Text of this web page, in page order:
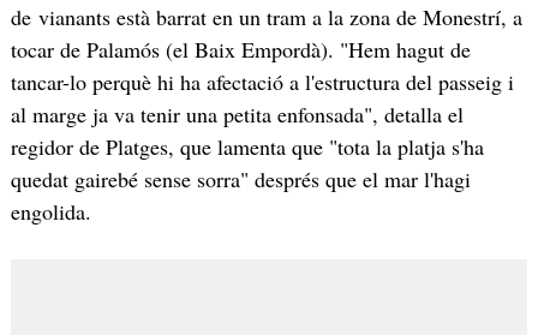
de vianants està barrat en un tram a la zona de Monestrí, a
tocar de Palamós (el Baix Empordà). "Hem hagut de
tancar-lo perquè hi ha afectació a l'estructura del passeig i
al marge ja va tenir una petita enfonsada", detalla el
regidor de Platges, que lamenta que "tota la platja s'ha
quedat gairebé sense sorra" després que el mar l'hagi
engolida.